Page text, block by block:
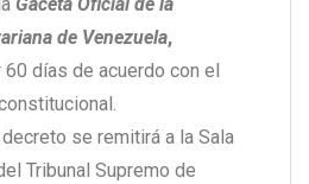
de Venezuela,
días de acuerdo con el
se remitirá a la Sala
Tribunal Supremo de